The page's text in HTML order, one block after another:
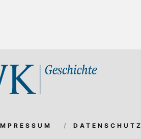
DATENSCHUTZ